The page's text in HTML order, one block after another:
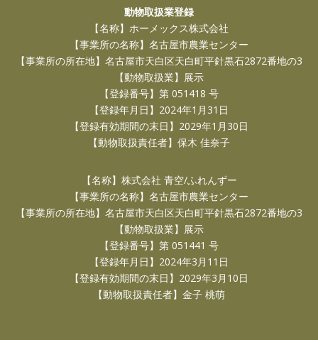
動物取扱業登録
【名称】ホーメックス株式会社
【事業所の名称】名古屋市農業センター
【事業所の所在地】名古屋市天白区天白町平針黒石2872番地の3
【動物取扱業】展示
【登録番号】第 051418 号
【登録年月日】2024年1月31日
【登録有効期間の末日】2029年1月30日
【動物取扱責任者】保木 佳奈子
【名称】株式会社 青空/ふれんずー
【事業所の名称】名古屋市農業センター
【事業所の所在地】名古屋市天白区天白町平針黒石2872番地の3
【動物取扱業】展示
【登録番号】第 051441 号
【登録年月日】2024年3月11日
【登録有効期間の末日】2029年3月10日
【動物取扱責任者】金子 桃萌